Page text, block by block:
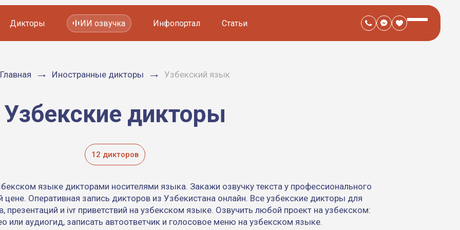
Мультфильмов
Дикторы ИИ озвучка Инфопортал Статьи
Главная Иностранные дикторы Узбекский язык
Узбекские дикторы
12 дикторов
языке дикторами носителями языка. Закажи озвучку текста у профессионального
Оперативная запись дикторов из Узбекистана онлайн. Все узбекские дикторы для
презентаций и ivr приветствий на узбекском языке. Озвучить любой проект на узбекском:
или аудиогид, записать автоответчик и голосовое меню на узбекском языке.